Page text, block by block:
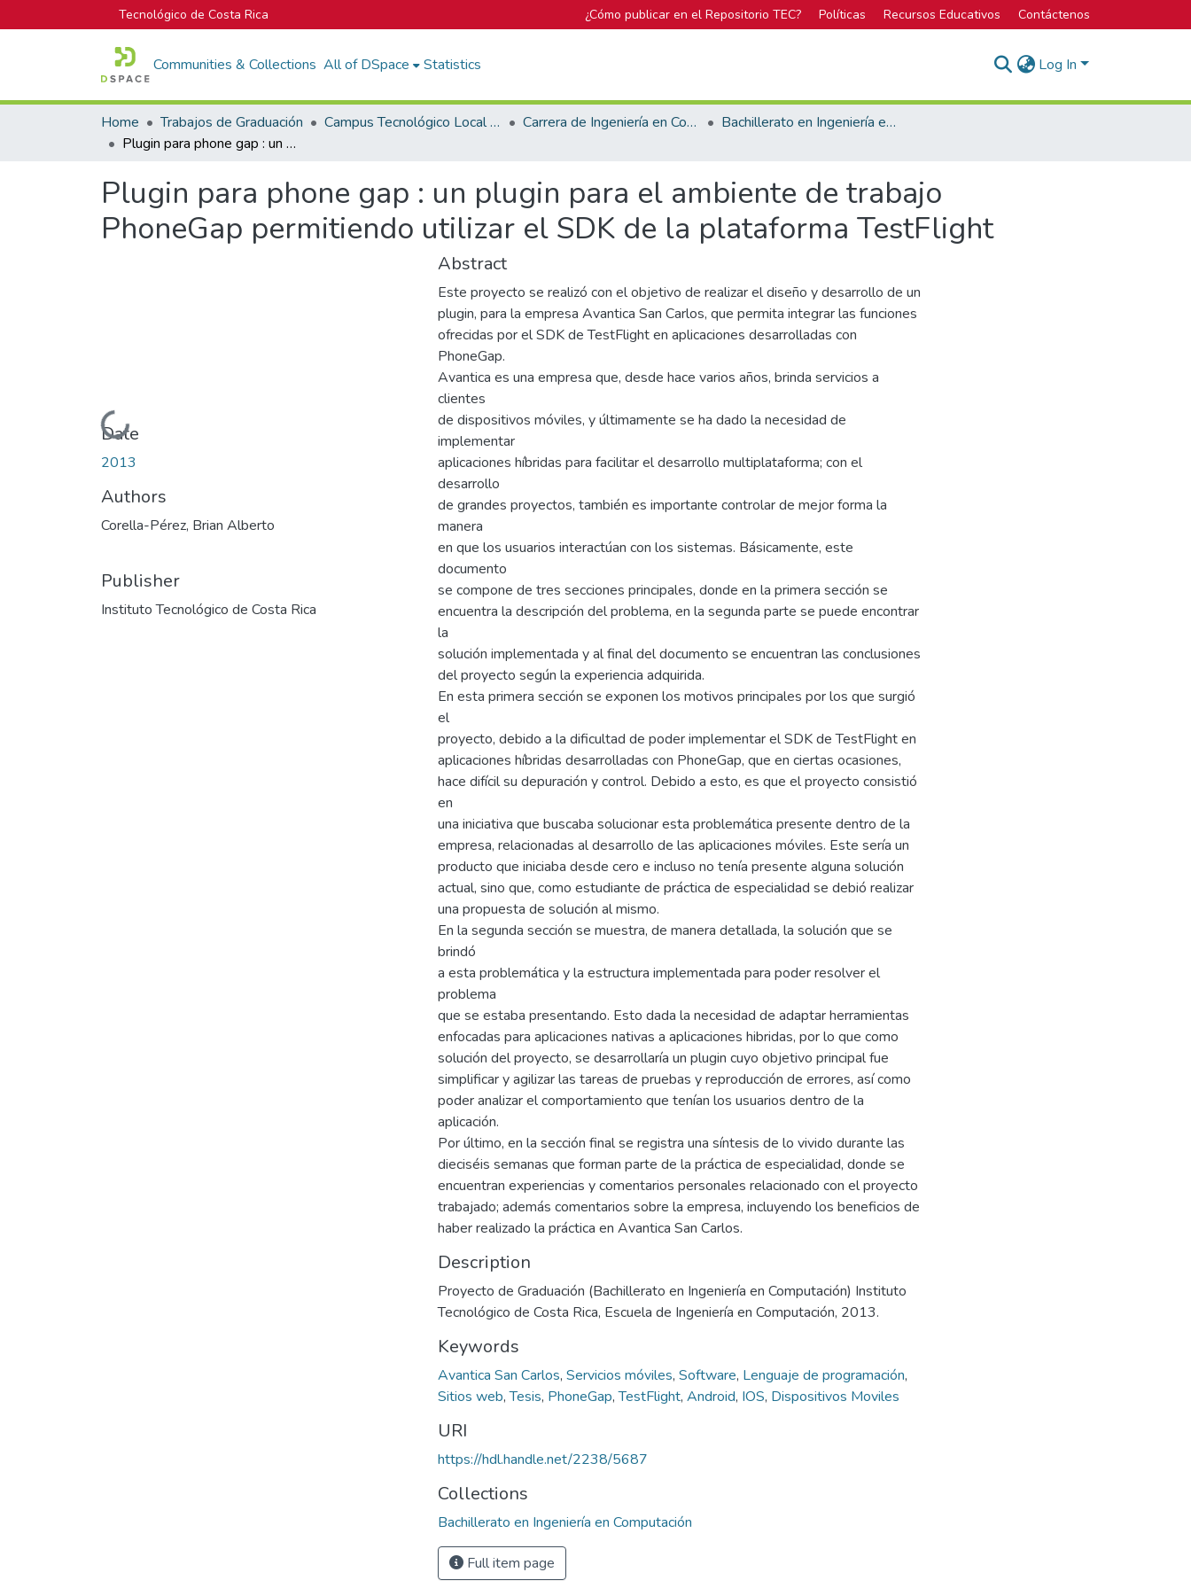
Tecnológico de Costa Rica ¿Cómo publicar en el Repositorio TEC? Políticas Recursos Educativos Contáctenos
Communities & Collections All of DSpace Statistics Log In
Home Trabajos de Graduación Campus Tecnológico Local San Carlos Carrera de Ingeniería en Computación
Bachillerato en Ingeniería en Computación
Plugin para phone gap : un plugin para el ambiente de trabajo PhoneGap permitiendo utilizar el SDK de la plataforma TestFlight
Plugin para phone gap : un plugin para el ambiente de trabajo
PhoneGap permitiendo utilizar el SDK de la plataforma TestFlight
Loading...
Date
2013
Authors
Corella-Pérez, Brian Alberto
Publisher
Instituto Tecnológico de Costa Rica
Abstract
Este proyecto se realizó con el objetivo de realizar el diseño y desarrollo de un
plugin, para la empresa Avantica San Carlos, que permita integrar las funciones
ofrecidas por el SDK de TestFlight en aplicaciones desarrolladas con
PhoneGap.
Avantica es una empresa que, desde hace varios años, brinda servicios a
clientes
de dispositivos móviles, y últimamente se ha dado la necesidad de
implementar
aplicaciones híbridas para facilitar el desarrollo multiplataforma; con el
desarrollo
de grandes proyectos, también es importante controlar de mejor forma la
manera
en que los usuarios interactúan con los sistemas. Básicamente, este
documento
se compone de tres secciones principales, donde en la primera sección se
encuentra la descripción del problema, en la segunda parte se puede encontrar
la
solución implementada y al final del documento se encuentran las conclusiones
del proyecto según la experiencia adquirida.
En esta primera sección se exponen los motivos principales por los que surgió
el
proyecto, debido a la dificultad de poder implementar el SDK de TestFlight en
aplicaciones híbridas desarrolladas con PhoneGap, que en ciertas ocasiones,
hace difícil su depuración y control. Debido a esto, es que el proyecto consistió
en
una iniciativa que buscaba solucionar esta problemática presente dentro de la
empresa, relacionadas al desarrollo de las aplicaciones móviles. Este sería un
producto que iniciaba desde cero e incluso no tenía presente alguna solución
actual, sino que, como estudiante de práctica de especialidad se debió realizar
una propuesta de solución al mismo.
En la segunda sección se muestra, de manera detallada, la solución que se
brindó
a esta problemática y la estructura implementada para poder resolver el
problema
que se estaba presentando. Esto dada la necesidad de adaptar herramientas
enfocadas para aplicaciones nativas a aplicaciones hibridas, por lo que como
solución del proyecto, se desarrollaría un plugin cuyo objetivo principal fue
simplificar y agilizar las tareas de pruebas y reproducción de errores, así como
poder analizar el comportamiento que tenían los usuarios dentro de la
aplicación.
Por último, en la sección final se registra una síntesis de lo vivido durante las
dieciséis semanas que forman parte de la práctica de especialidad, donde se
encuentran experiencias y comentarios personales relacionado con el proyecto
trabajado; además comentarios sobre la empresa, incluyendo los beneficios de
haber realizado la práctica en Avantica San Carlos.
Description
Proyecto de Graduación (Bachillerato en Ingeniería en Computación) Instituto
Tecnológico de Costa Rica, Escuela de Ingeniería en Computación, 2013.
Keywords
Avantica San Carlos, Servicios móviles, Software, Lenguaje de programación,
Sitios web,Tesis, PhoneGap,TestFlight, Android, IOS, Dispositivos Moviles
URI
https://hdl.handle.net/2238/5687
Collections
Bachillerato en Ingeniería en Computación
Full item page